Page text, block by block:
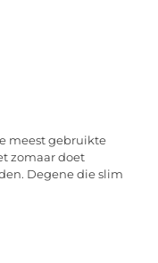
meest gebruikte
zomaar doet
Degene die slim